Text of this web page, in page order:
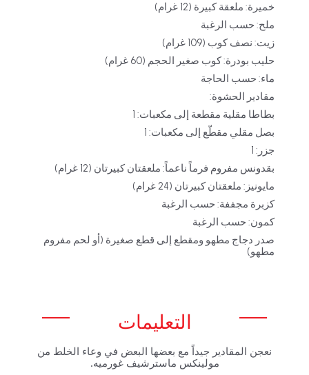
خميرة: ملعقة كبيرة (12 غرام)
ملح: حسب الرغبة
زيت: نصف كوب (109 غرام)
حليب بودرة: كوب صغير الحجم (60 غرام)
ماء: حسب الحاجة
مقادير الحشوة:
بطاطا مقلية مقطعة إلى مكعبات: 1
بصل مقلي مقطّع إلى مكعبات: 1
جزر: 1
بقدونس مفروم فرماً ناعماً: ملعقتان كبيرتان (12 غرام)
مايونيز: ملعقتان كبيرتان (24 غرام)
كزبرة مجففة: حسب الرغبة
كمون: حسب الرغبة
صدر دجاج مطهو ومقطع إلى قطع صغيرة (أو لحم مفروم
مطهو)
التعليمات
نعجن المقادير جيداً مع بعضها البعض في وعاء الخلط من
مولينكس ماسترشيف غورميه.